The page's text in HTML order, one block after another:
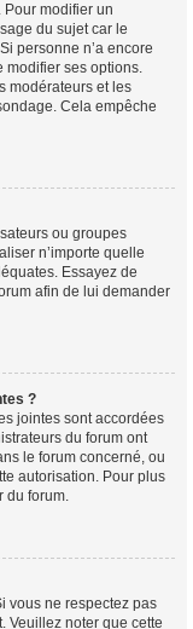
Pour modifier un
du sujet car le
personne n’a encore
modifier ses options.
modérateurs et les
Cela empêche
ou groupes
n’importe quelle
Essayez de
afin de lui demander
?
jointes sont accordées
du forum ont
le forum concerné, ou
autorisation. Pour plus
du forum.
vous ne respectez pas
Veuillez noter que cette